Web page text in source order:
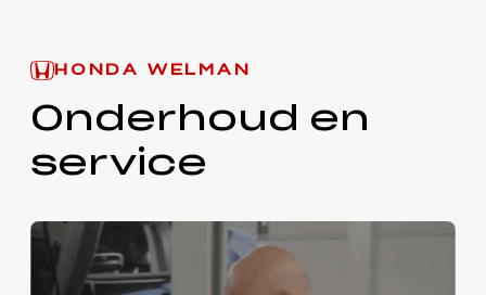
HONDA WELMAN
Onderhoud en
service